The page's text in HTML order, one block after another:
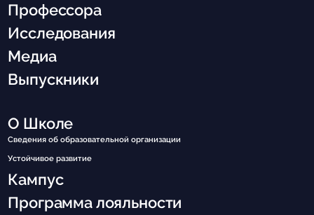
Профессора
Исследования
Медиа
Выпускники
О Школе
Сведения об образовательной организации
Устойчивое развитие
Кампус
Программа лояльности